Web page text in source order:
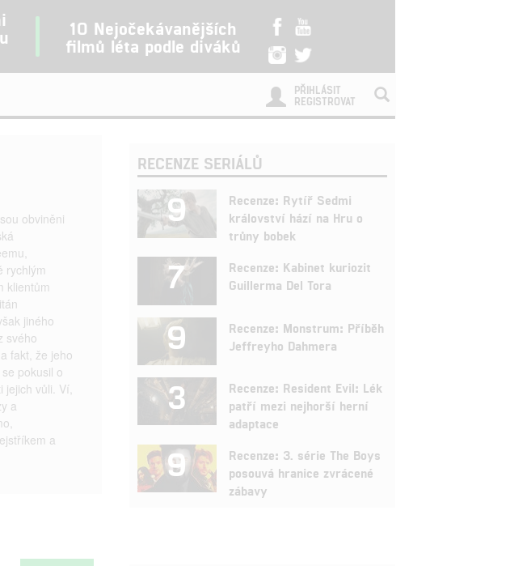
10 Nejočekávanějších
filmů léta podle diváků
PŘIHLÁSIT
REGISTROVAT
obviněni
rychlým
klientům
jiného
svého
fakt, že jeho
pokusil o
jejich vůli. Ví,
a
a
RECENZE SERIÁLŮ
9
Recenze: Rytíř Sedmi
království hází na Hru o
trůny bobek
7
Recenze: Kabinet kuriozit
Guillerma Del Tora
9
Recenze: Monstrum: Příběh
Jeffreyho Dahmera
3
Recenze: Resident Evil: Lék
patří mezi nejhorší herní
adaptace
9
Recenze: 3. série The Boys
posouvá hranice zvrácené
zábavy